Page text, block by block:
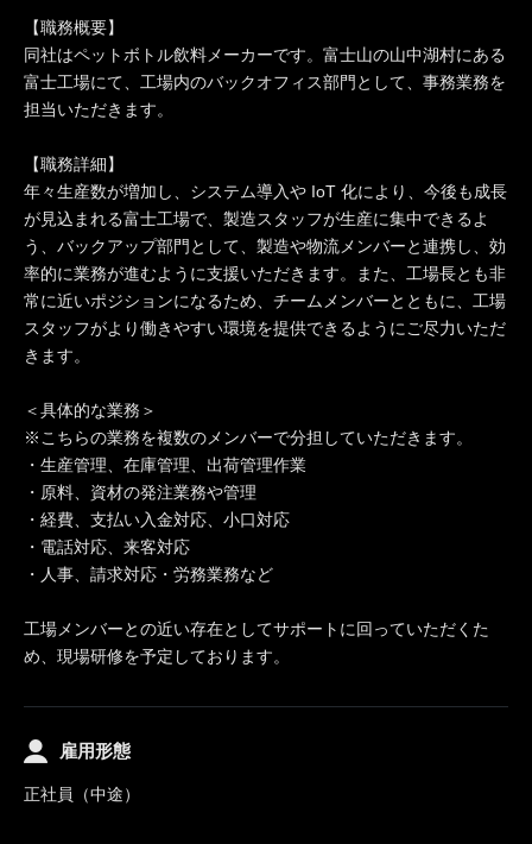
【職務概要】
同社はペットボトル飲料メーカーです。富士山の山中湖村にある
富士工場にて、工場内のバックオフィス部門として、事務業務を
担当いただきます。
【職務詳細】
年々生産数が増加し、システム導入や IoT 化により、今後も成長
が見込まれる富士工場で、製造スタッフが生産に集中できるよ
う、バックアップ部門として、製造や物流メンバーと連携し、効
率的に業務が進むように支援いただきます。また、工場長とも非
常に近いポジションになるため、チームメンバーとともに、工場
スタッフがより働きやすい環境を提供できるようにご尽力いただ
きます。
＜具体的な業務＞
※こちらの業務を複数のメンバーで分担していただきます。
・生産管理、在庫管理、出荷管理作業
・原料、資材の発注業務や管理
・経費、支払い入金対応、小口対応
・電話対応、来客対応
・人事、請求対応・労務業務など
工場メンバーとの近い存在としてサポートに回っていただくた
め、現場研修を予定しております。
雇用形態
正社員（中途）